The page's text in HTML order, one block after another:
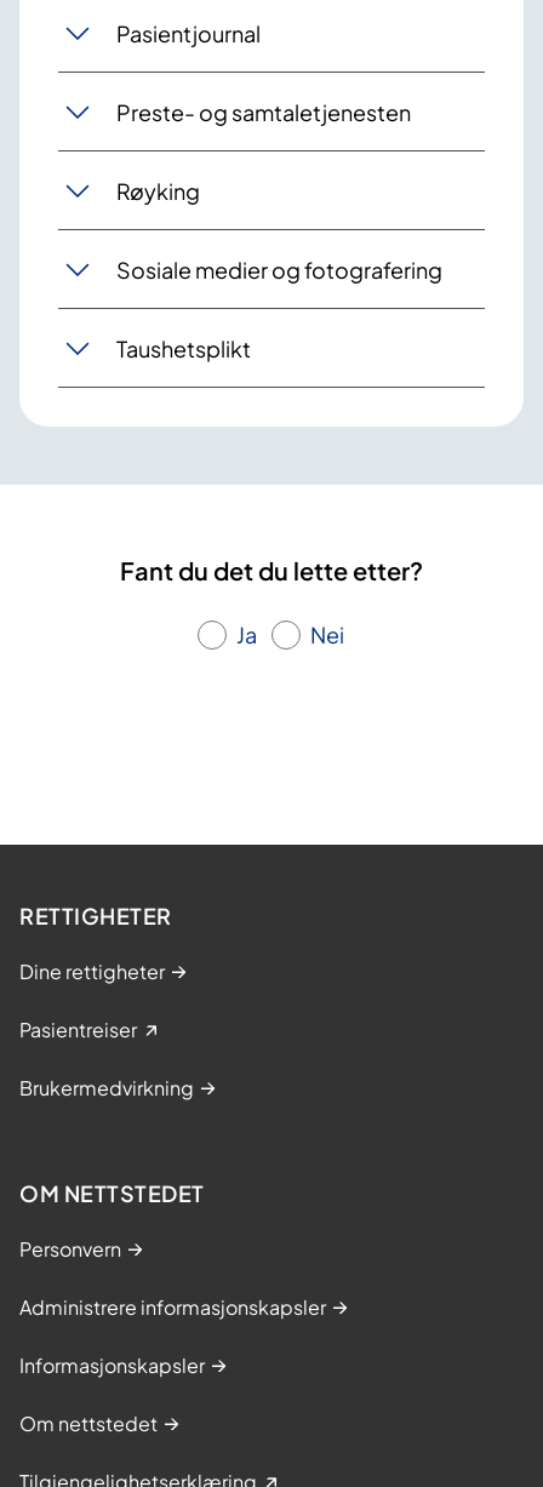
Pasientjournal
Preste- og samtaletjenesten
Røyking
Sosiale medier og fotografering
Taushetsplikt
Fant du det du lette etter?
Ja Nei
RETTIGHETER
Dine rettigheter
Pasientreiser
Brukermedvirkning
OM NETTSTEDET
Personvern
Administrere informasjonskapsler
Informasjonskapsler
Om nettstedet
Tilgjengelighetserklæring